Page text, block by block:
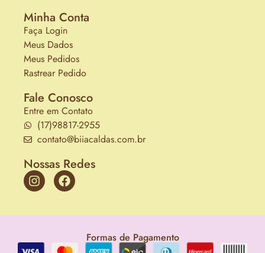
Minha Conta
Faça Login
Meus Dados
Meus Pedidos
Rastrear Pedido
Fale Conosco
Entre em Contato
(17)98817-2955
contato@biiacaldas.com.br
Nossas Redes
Formas de Pagamento